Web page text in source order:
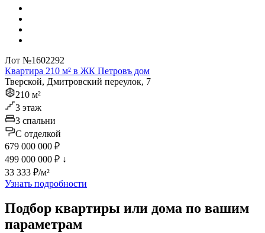
Лот №1602292
Квартира 210 м² в ЖК Петровъ дом
Тверской, Дмитровский переулок, 7
210 м²
3 этаж
3 спальни
C отделкой
679 000 000 ₽
499 000 000 ₽ ↓
33 333 ₽/м²
Узнать подробности
Подбор квартиры или дома по вашим
параметрам